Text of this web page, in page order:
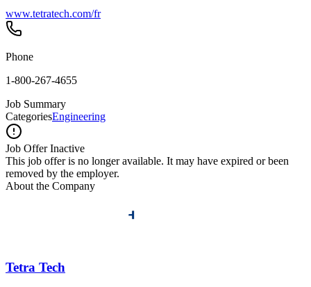
www.tetratech.com/fr
Phone
1-800-267-4655
Job Summary
CategoriesEngineering
Job Offer Inactive
This job offer is no longer available. It may have expired or been
removed by the employer.
About the Company
Tetra Tech